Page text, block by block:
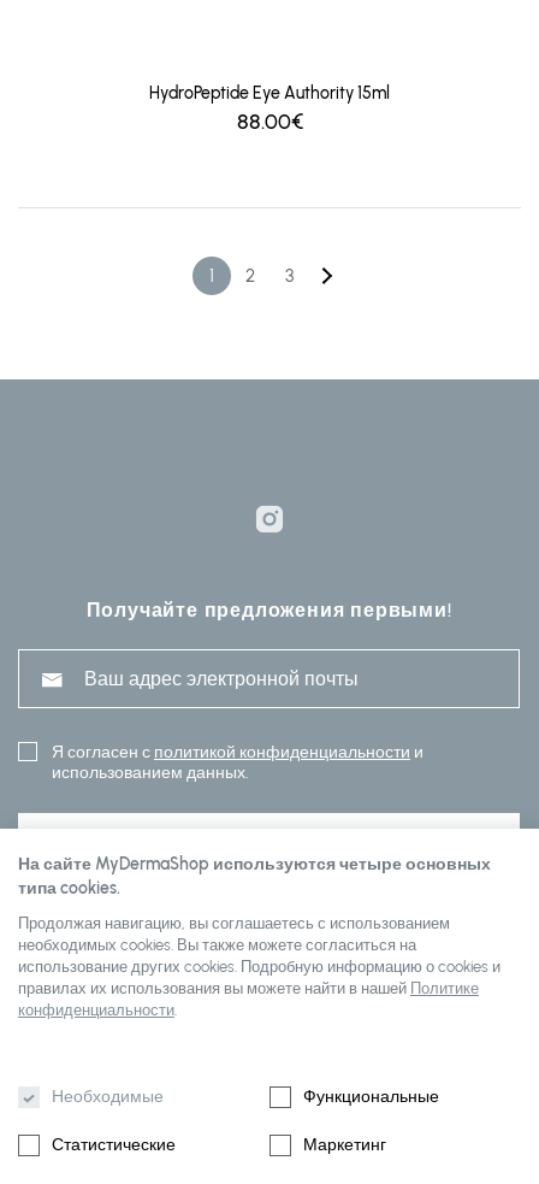
HydroPeptide Eye Authority 15ml
88.00€
1 2 3
Customer service
Получайте предложения первыми!
Я согласен с политикой конфиденциальности и
использованием данных.
На сайте MyDermaShop используются четыре основных
типа cookies.
Продолжая навигацию, вы соглашаетесь с использованием
необходимых cookies. Вы также можете согласиться на
использование других cookies. Подробную информацию о cookies и
правилах их использования вы можете найти в нашей Политике
конфиденциальности.
Необходимые Функциональные
Статистические Маркетинг